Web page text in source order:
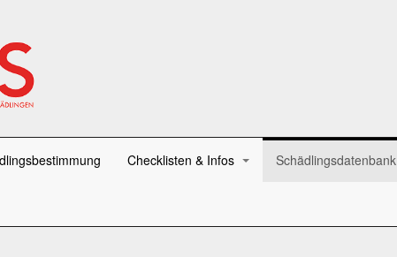
Checklisten & Infos Schädlingsdatenbank